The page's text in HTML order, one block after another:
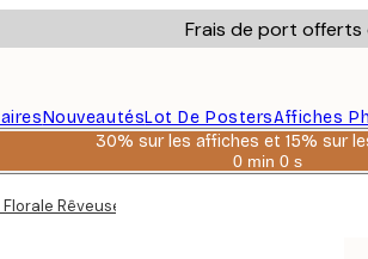
Frais de port
NouveautésLot De PostersAffiches
30% sur les affiches et 15% sur
0 min 0 s
Valable
Rêveuse Poster